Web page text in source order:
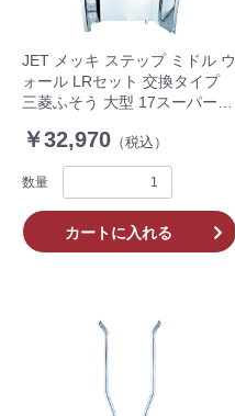
JET メッキ ステップ ミドル ウ
ォール LRセット 交換タイプ
三菱ふそう 大型 17スーパーグ
ク 572339 572340
￥32,970 （税込）
数量
カートに入れる